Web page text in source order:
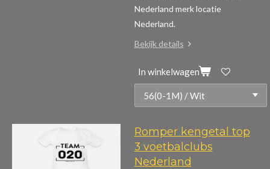
Nederland merk locatie
Nederland.
Bekijk details
In winkelwagen
Romper kengetal top
3 voetbalclubs
Nederland